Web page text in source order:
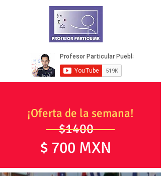
¡Oferta de la semana!
$1400
$ 700 MXN